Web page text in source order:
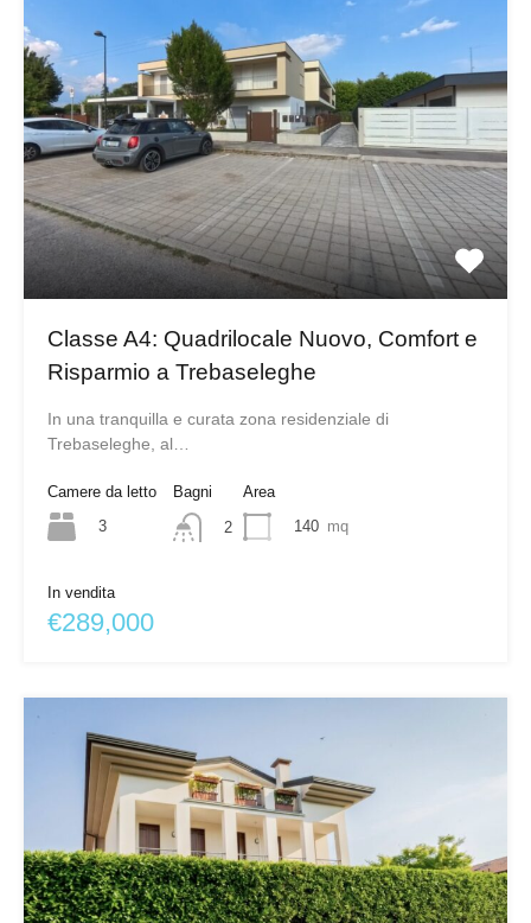
Classe A4: Quadrilocale Nuovo, Comfort e
Risparmio a Trebaseleghe
In una tranquilla e curata zona residenziale di
Trebaseleghe, al…
Camere da letto
3
Bagni
2
Area
140 mq
In vendita
€289,000